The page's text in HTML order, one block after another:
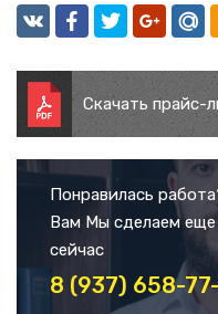
Скачать прайс-
Понравилась
Вам Мы сделаем еще
сейчас
8 (937) 658-